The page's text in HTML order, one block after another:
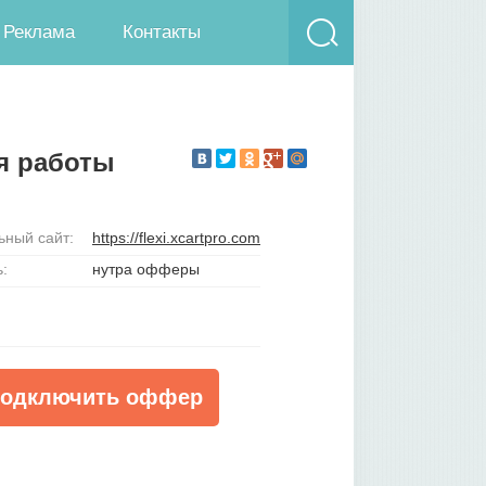
Реклама Контакты
работы
сайт:
https://flexi.xcartpro.com
нутра офферы
оффер